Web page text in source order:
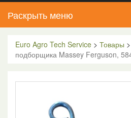
Раскрыть меню
Euro Agro Tech Service > Товары >
подборщика Massey Ferguson,